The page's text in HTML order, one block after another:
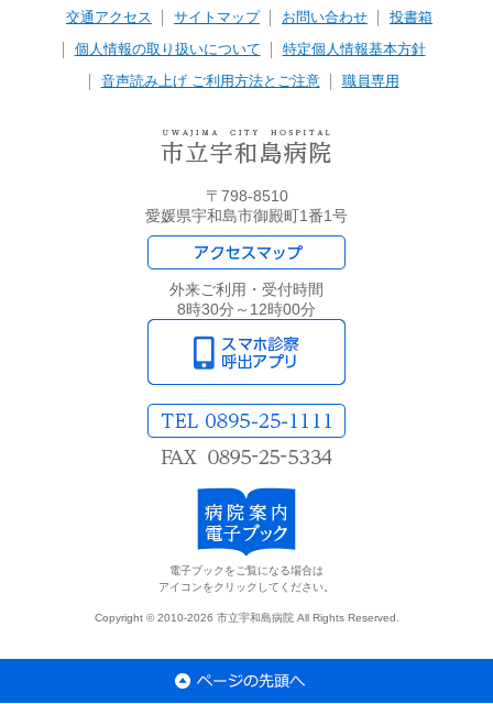
交通アクセス サイトマップ お問い合わせ 投書箱
個人情報の取り扱いについて 特定個人情報基本方針
音声読み上げ ご利用方法とご注意 職員専用
〒798-8510
愛媛県宇和島市御殿町1番1号
外来ご利用・受付時間
8時30分～12時00分
電子ブックをご覧になる場合は
アイコンをクリックしてください。
Copyright © 2010-2026 市立宇和島病院 All Rights Reserved.